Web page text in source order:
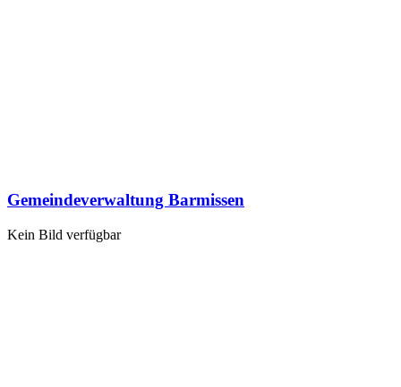
Gemeindeverwaltung Barmissen
Kein Bild verfügbar